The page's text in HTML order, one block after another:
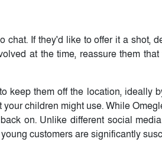
If they'd like to offer it a shot,
at the time, reassure them
keep them off the location, ideally
children might use. While
on. Unlike different social
customers are significantly